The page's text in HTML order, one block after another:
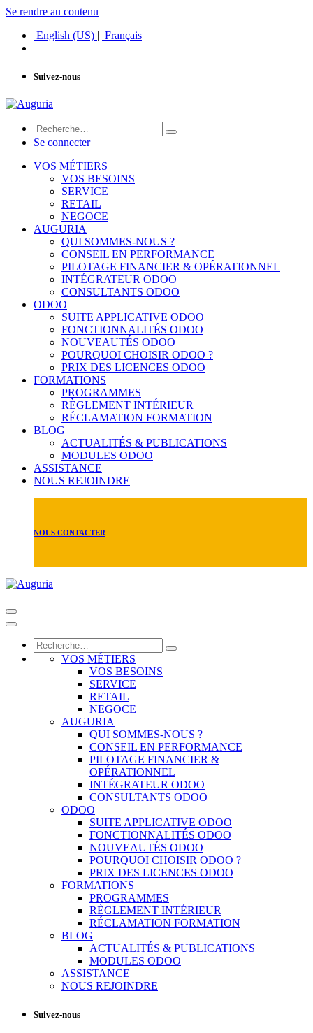
Se rendre au contenu
English (US) | Français
Suivez-nous
Se connecter
VOS MÉTIERS
VOS BESOINS
SERVICE
RETAIL
NEGOCE
AUGURIA
QUI SOMMES-NOUS ?
CONSEIL EN PERFORMANCE
PILOTAGE FINANCIER & OPÉRATIONNEL
INTÉGRATEUR ODOO
CONSULTANTS ODOO
ODOO
SUITE APPLICATIVE ODOO
FONCTIONNALITÉS ODOO
NOUVEAUTÉS ODOO
POURQUOI CHOISIR ODOO ?
PRIX DES LICENCES ODOO
FORMATIONS
PROGRAMMES
RÈGLEMENT INTÉRIEUR
RÉCLAMATION FORMATION
BLOG
ACTUALITÉS & PUBLICATIONS
MODULES ODOO
ASSISTANCE
NOUS REJOINDRE
NOUS CONTACTER
VOS MÉTIERS
VOS BESOINS
SERVICE
RETAIL
NEGOCE
AUGURIA
QUI SOMMES-NOUS ?
CONSEIL EN PERFORMANCE
PILOTAGE FINANCIER &
OPÉRATIONNEL
INTÉGRATEUR ODOO
CONSULTANTS ODOO
ODOO
SUITE APPLICATIVE ODOO
FONCTIONNALITÉS ODOO
NOUVEAUTÉS ODOO
POURQUOI CHOISIR ODOO ?
PRIX DES LICENCES ODOO
FORMATIONS
PROGRAMMES
RÈGLEMENT INTÉRIEUR
RÉCLAMATION FORMATION
BLOG
ACTUALITÉS & PUBLICATIONS
MODULES ODOO
ASSISTANCE
NOUS REJOINDRE
Suivez-nous